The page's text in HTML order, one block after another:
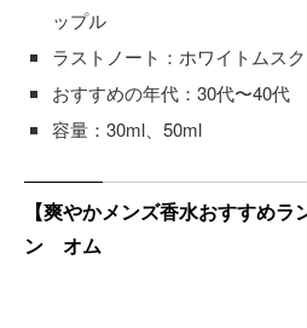
ップル
ラストノート：ホワイトムス
おすすめの年代：30代〜40代
容量：30ml、50ml
【爽やかメンズ香水おすすめ
ン オム